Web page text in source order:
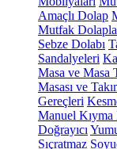
Amaçlı Dolap
Mutfak
Sebze Dolabı
Sandalyeleri
Masa ve Masa
Masası ve
Gereçleri
Manuel Kıyma
Doğrayıcı
Sıçratmaz